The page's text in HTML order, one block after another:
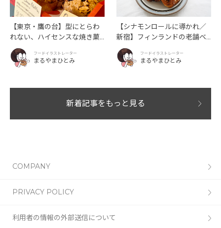
【東京・鷹の台】型にとらわ
れない、ハイセンスな焼き菓
子「SUN3C（サンサンク）」
フードイラストレーター
まるやまひとみ
【シナモンロールに導かれ／
新宿】フィンランドの老舗ベ
ーカリーカフェが日本上陸！
「Ekberg（エクベリ）」
フードイラストレーター
まるやまひとみ
新着記事をもっと見る
COMPANY
PRIVACY POLICY
利用者の情報の外部送信について